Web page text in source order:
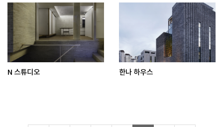
N 스튜디오 한나 하우스